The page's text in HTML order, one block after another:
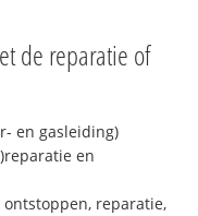
de reparatie of
en gasleiding)
en
reparatie,